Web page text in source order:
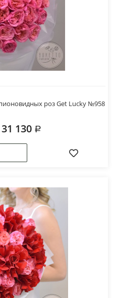
роз Get Lucky №958
130